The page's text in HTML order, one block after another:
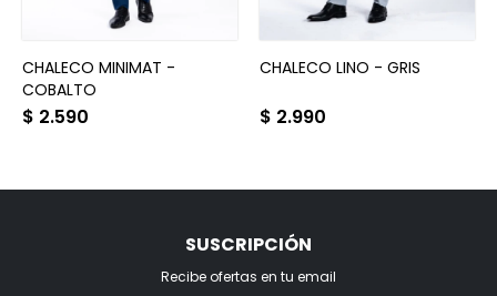
CHALECO MINIMAT -
COBALTO
$ 2.590
CHALECO LINO - GRIS
$ 2.990
SUSCRIPCIÓN
Recibe ofertas en tu email